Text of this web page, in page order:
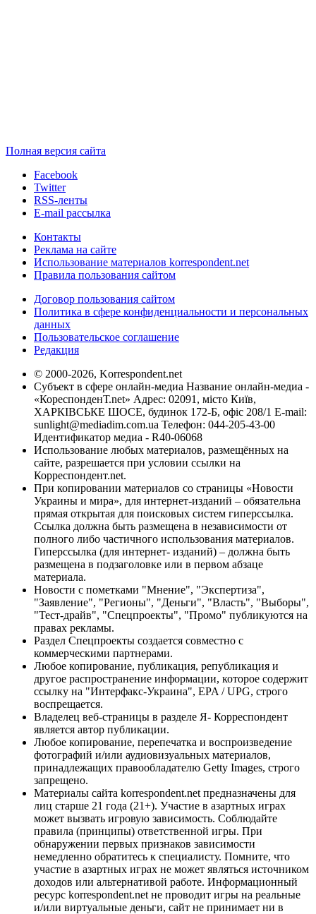
Полная версия сайта
Facebook
Twitter
RSS-ленты
E-mail рассылка
Контакты
Реклама на сайте
Использование материалов korrespondent.net
Правила пользования сайтом
Договор пользования сайтом
Политика в сфере конфиденциальности и персональных
данных
Пользовательское соглашение
Редакция
© 2000-2026, Korrespondent.net
Субъект в сфере онлайн-медиа Название онлайн-медиа -
«КореспонденТ.net» Адрес: 02091, місто Київ,
ХАРКІВСЬКЕ ШОСЕ, будинок 172-Б, офіс 208/1 E-mail:
sunlight@mediadim.com.ua Телефон: 044-205-43-00
Идентификатор медиа - R40-06068
Использование любых материалов, размещённых на
сайте, разрешается при условии ссылки на
Корреспондент.net.
При копировании материалов со страницы «Новости
Украины и мира», для интернет-изданий – обязательна
прямая открытая для поисковых систем гиперссылка.
Ссылка должна быть размещена в независимости от
полного либо частичного использования материалов.
Гиперссылка (для интернет- изданий) – должна быть
размещена в подзаголовке или в первом абзаце
материала.
Новости с пометками "Мнение", "Экспертиза",
"Заявление", "Регионы", "Деньги", "Власть", "Выборы",
"Тест-драйв", "Спецпроекты", "Промо" публикуются на
правах рекламы.
Раздел Спецпроекты создается совместно с
коммерческими партнерами.
Любое копирование, публикация, републикация и
другое распространение информации, которое содержит
ссылку на "Интерфакс-Украина", EPA / UPG, строго
воспрещается.
Владелец веб-страницы в разделе Я- Корреспондент
является автор публикации.
Любое копирование, перепечатка и воспроизведение
фотографий и/или аудиовизуальных материалов,
принадлежащих правообладателю Getty Images, строго
запрещено.
Материалы сайта korrespondent.net предназначены для
лиц старше 21 года (21+). Участие в азартных играх
может вызвать игровую зависимость. Соблюдайте
правила (принципы) ответственной игры. При
обнаружении первых признаков зависимости
немедленно обратитесь к специалисту. Помните, что
участие в азартных играх не может являться источником
доходов или альтернативой работе. Информационный
ресурс korrespondent.net не проводит игры на реальные
и/или виртуальные деньги, сайт не принимает ни в